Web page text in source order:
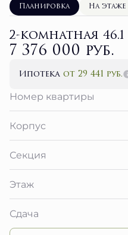
Планировка На этаже
2-комнатная
7 376 000 руб.
Ипотека от 29 441 руб.
Номер квартиры
Корпус
Секция
Этаж
Сдача